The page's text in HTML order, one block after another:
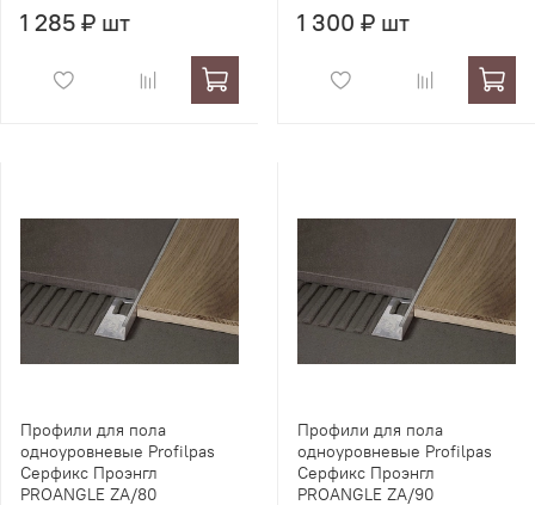
1 285 ₽ шт 1 300 ₽ шт
Профили для пола
одноуровневые Profilpas
Серфикс Проэнгл
PROANGLE ZA/80
Профили для пола
одноуровневые Profilpas
Серфикс Проэнгл
PROANGLE ZA/90